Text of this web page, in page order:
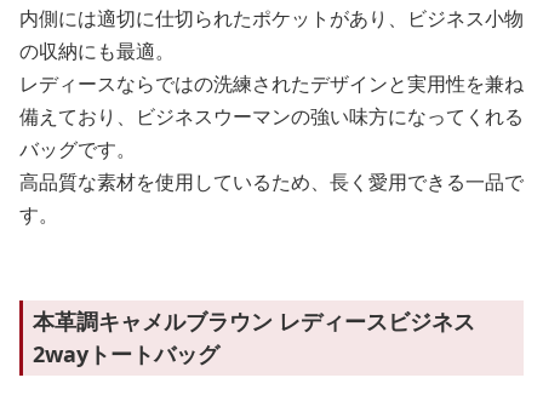
内側には適切に仕切られたポケットがあり、ビジネス小物
の収納にも最適。
レディースならではの洗練されたデザインと実用性を兼ね
備えており、ビジネスウーマンの強い味方になってくれる
バッグです。
高品質な素材を使用しているため、長く愛用できる一品で
す。
本革調キャメルブラウン レディースビジネス
2wayトートバッグ